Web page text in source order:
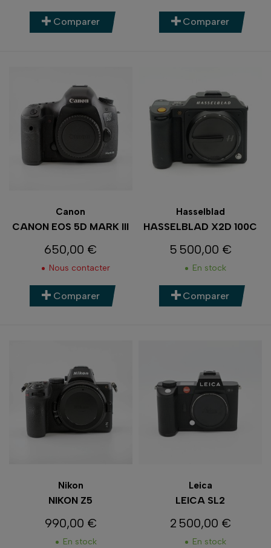
Comparer Comparer
Canon
CANON EOS 5D MARK III
Prix
650,00 €
Nous contacter
Comparer
Hasselblad
HASSELBLAD X2D 100C
Prix
5 500,00 €
En stock
Comparer
Nikon
NIKON Z5
Prix
990,00 €
En stock
Leica
LEICA SL2
Prix
2 500,00 €
En stock